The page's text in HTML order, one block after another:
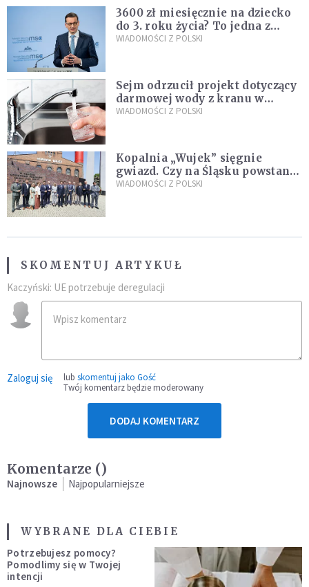
3600 zł miesięcznie na dziecko
do 3. roku życia? To jedna z
propozycji programu "Rozwój
WIADOMOŚCI Z POLSKI
Sejm odrzucił projekt dotyczący
darmowej wody z kranu w
restauracjach
WIADOMOŚCI Z POLSKI
Kopalnia „Wujek” sięgnie
gwiazd. Czy na Śląsku powstanie
„Dolina Krzemowa”?
WIADOMOŚCI Z POLSKI
SKOMENTUJ ARTYKUŁ
Kaczyński: UE potrzebuje deregulacji
Zaloguj się lub skomentuj jako Gość
Twój komentarz będzie moderowany
DODAJ KOMENTARZ
Komentarze ()
Najnowsze Najpopularniejsze
WYBRANE DLA CIEBIE
Potrzebujesz pomocy?
Pomodlimy się w Twojej
intencji